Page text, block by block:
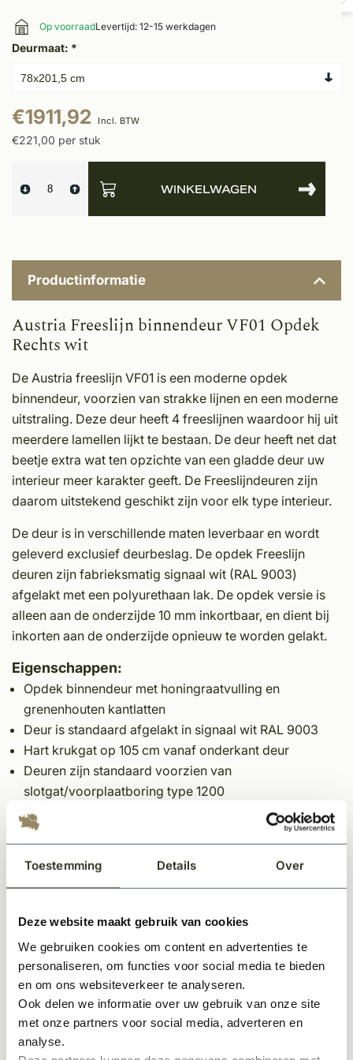
Toestemming Details Over
Deze website maakt gebruik van cookies
We gebruiken cookies om content en advertenties te
personaliseren, om functies voor social media te bieden
en om ons websiteverkeer te analyseren.
Ook delen we informatie over uw gebruik van onze site
met onze partners voor social media, adverteren en
analyse.
Op voorraadLevertijd: 12-15 werkdagen
Deurmaat: *
€1911,92 Incl. BTW
€221,00 per stuk
WINKELWAGEN
Productinformatie
Austria Freeslijn binnendeur VF01 Opdek
Rechts wit
De Austria freeslijn VF01 is een moderne opdek
binnendeur, voorzien van strakke lijnen en een moderne
uitstraling. Deze deur heeft 4 freeslijnen waardoor hij uit
meerdere lamellen lijkt te bestaan. De deur heeft net dat
beetje extra wat ten opzichte van een gladde deur uw
interieur meer karakter geeft. De Freeslijndeuren zijn
daarom uitstekend geschikt zijn voor elk type interieur.
De deur is in verschillende maten leverbaar en wordt
geleverd exclusief deurbeslag. De opdek Freeslijn
deuren zijn fabrieksmatig signaal wit (RAL 9003)
afgelakt met een polyurethaan lak. De opdek versie is
alleen aan de onderzijde 10 mm inkortbaar, en dient bij
inkorten aan de onderzijde opnieuw te worden gelakt.
Eigenschappen:
Opdek binnendeur met honingraatvulling en
grenenhouten kantlatten
Deur is standaard afgelakt in signaal wit RAL 9003
Hart krukgat op 105 cm vanaf onderkant deur
Deuren zijn standaard voorzien van
slotgat/voorplaatboring type 1200
Zowel in links- als rechtsdraaiend verkrijgbaar
Let op:
maar niet van gaten voor een deurkruk, wc garnituur
Dit product wordt geleverd exclusief hang &
sluitwerk. Scharnieren en sloten dienen los bijbesteld
te worden.
Wilt u uw deur(en) gemonteerd hebben, of een offerte